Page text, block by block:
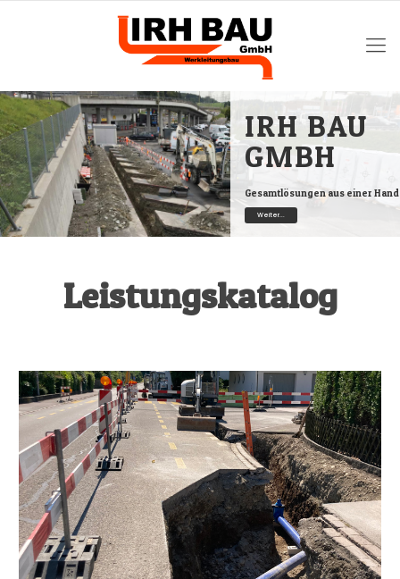
IRH BAU
GMBH
Gesamtlösungen aus einer
Weiter...
Leistungskatalog